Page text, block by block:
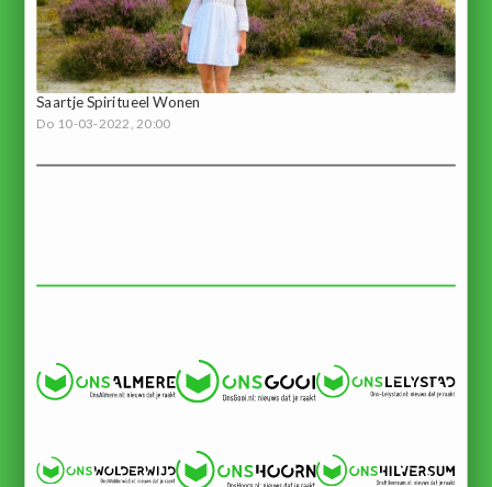
Saartje Spiritueel Wonen
Do 10-03-2022, 20:00